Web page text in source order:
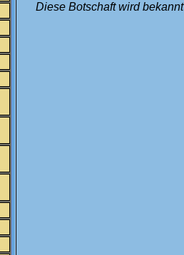
Diese Botschaft wird